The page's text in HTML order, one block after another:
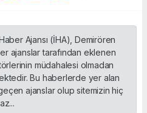
Ajansı (İHA), Demirören
ajanslar tarafından eklenen
müdahalesi olmadan
Bu haberlerde yer alan
ajanslar olup sitemizin hiç